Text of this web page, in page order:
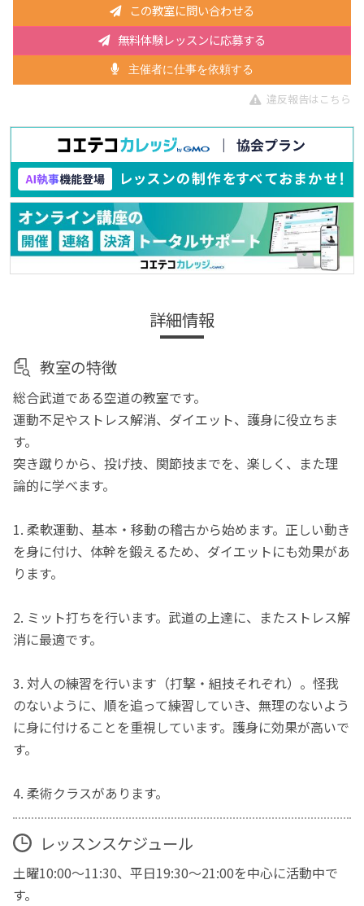
この教室に問い合わせる
無料体験レッスンに応募する
主催者に仕事を依頼する
違反報告はこちら
詳細情報
教室の特徴
総合武道である空道の教室です。
運動不足やストレス解消、ダイエット、護身に役立ちま
す。
突き蹴りから、投げ技、関節技までを、楽しく、また理
論的に学べます。
1. 柔軟運動、基本・移動の稽古から始めます。正しい動き
を身に付け、体幹を鍛えるため、ダイエットにも効果があ
ります。
2. ミット打ちを行います。武道の上達に、またストレス解
消に最適です。
3. 対人の練習を行います（打撃・組技それぞれ）。怪我
のないように、順を追って練習していき、無理のないよう
に身に付けることを重視しています。護身に効果が高いで
す。
4. 柔術クラスがあります。
レッスンスケジュール
土曜10:00～11:30、平日19:30～21:00を中心に活動中で
す。